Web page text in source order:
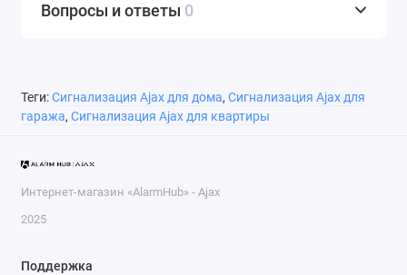
Вопросы и ответы 0
Теги:Сигнализация Ajax для дома, Сигнализация Ajax для
гаража, Сигнализация Ajax для квартиры
Интернет-магазин «AlarmHub» - Ajax
2025
Поддержка